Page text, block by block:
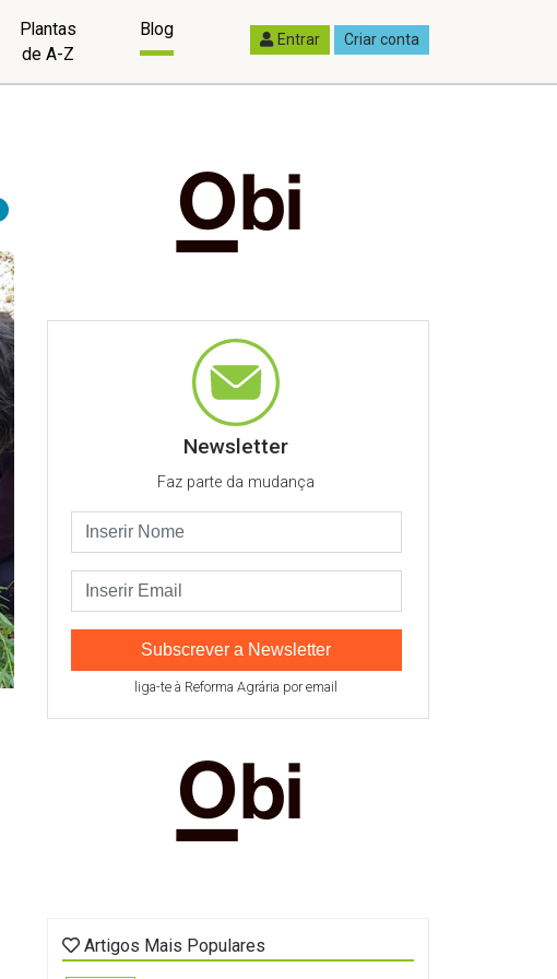
Plantas
de A-Z
Blog Entrar Criar conta
Newsletter
Faz parte da mudança
Subscrever a Newsletter
liga-te à Reforma Agrária por email
Artigos Mais Populares